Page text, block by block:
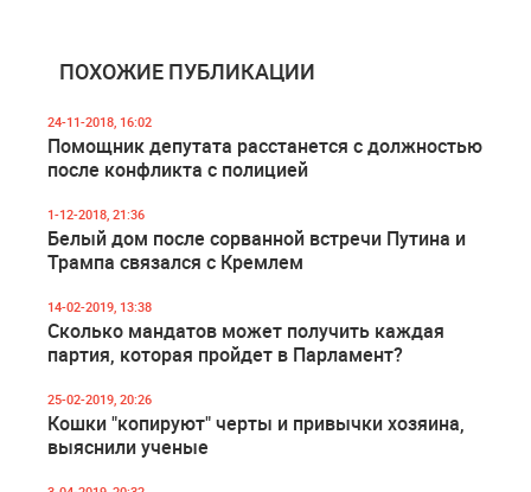
ПОХОЖИЕ ПУБЛИКАЦИИ
24-11-2018, 16:02
Помощник депутата расстанется с должностью
после конфликта с полицией
1-12-2018, 21:36
Белый дом после сорванной встречи Путина и
Трампа связался с Кремлем
14-02-2019, 13:38
Сколько мандатов может получить каждая
партия, которая пройдет в Парламент?
25-02-2019, 20:26
Кошки "копируют" черты и привычки хозяина,
выяснили ученые